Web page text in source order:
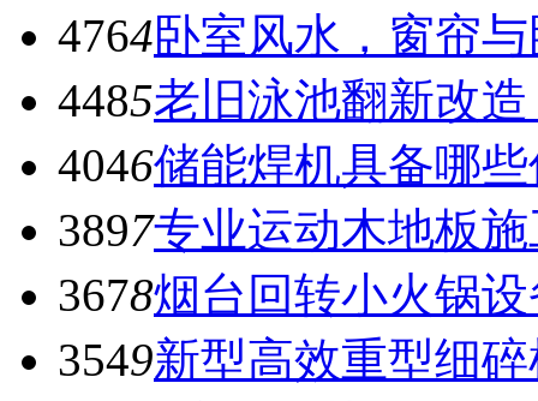
4764卧室风水，窗帘
4485老旧泳池翻新改
4046储能焊机具备哪
3897专业运动木地板
3678烟台回转小火锅
3549新型高效重型细